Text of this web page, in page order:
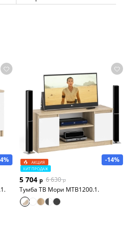
(ШхГхВ): 180х35х46 см.
фабрика РВК.
-14%
АКЦИЯ
ХИТ ПРОДАЖ
5 704 р 6 630 р
Тумба ТВ Мори МТВ1200.1.